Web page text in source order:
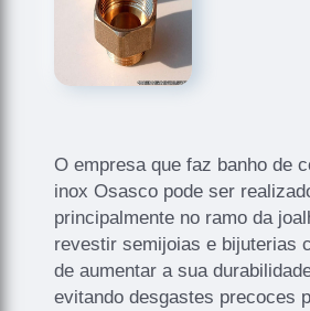
O empresa que faz banho de
inox Osasco pode ser
principalmente no ramo da
revestir semijoias e bijuterias
de aumentar a sua
evitando desgastes precoces